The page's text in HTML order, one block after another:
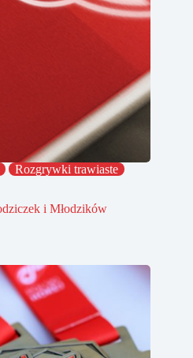
Rozgrywki trawiaste
i Młodzików